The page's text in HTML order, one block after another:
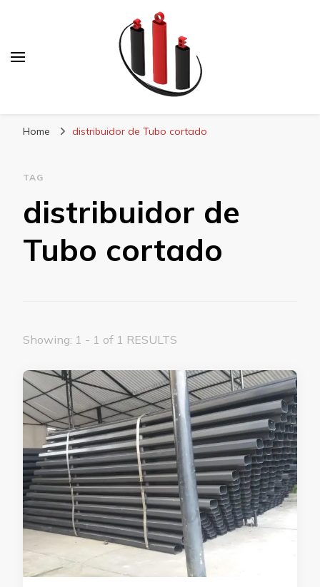
Home distribuidor de Tubo cortado
TAG
distribuidor de
Tubo cortado
Showing: 1 - 1 of 1 RESULTS